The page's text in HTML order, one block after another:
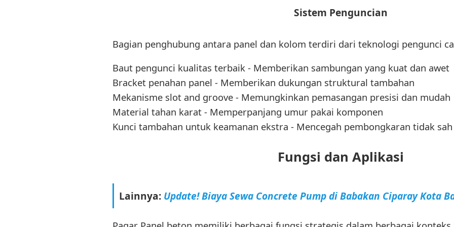
Sistem Penguncian
Bagian penghubung antara panel dan kolom terdiri dari teknologi pengunci
Baut pengunci kualitas terbaik - Memberikan sambungan yang kuat dan awet
Bracket penahan panel - Memberikan dukungan struktural tambahan
Mekanisme slot and groove - Memungkinkan pemasangan presisi dan mudah
Material tahan karat - Memperpanjang umur pakai komponen
Kunci tambahan untuk keamanan ekstra - Mencegah pembongkaran tidak sah
Fungsi dan Aplikasi
Lainnya: Update! Biaya Sewa Concrete Pump di Babakan Ciparay Kota